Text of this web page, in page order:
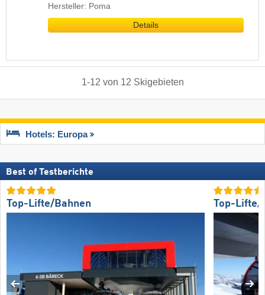
Hersteller: Poma
Details
1-12 von 12 Skigebieten
Hotels: Europa
Best of Testberichte
Top-Lifte/Bahnen Top-Lifte/